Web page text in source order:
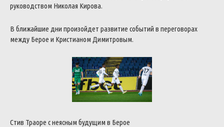
руководством Николая Кирова.
В ближайшие дни произойдет развитие событий в переговорах
между Берое и Кристианом Димитровым.
Стив Траоре с неясным будущим в Берое